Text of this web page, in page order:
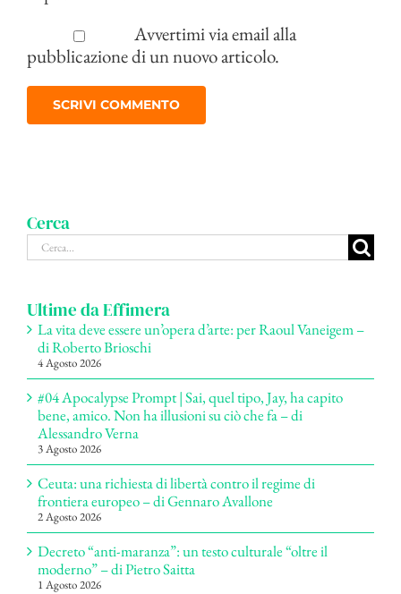
Avvertimi via email alla
pubblicazione di un nuovo articolo.
Cerca
Cerca
per:
Ultime da Effimera
La vita deve essere un’opera d’arte: per Raoul Vaneigem –
di Roberto Brioschi
4 Agosto 2026
#04 Apocalypse Prompt | Sai, quel tipo, Jay, ha capito
bene, amico. Non ha illusioni su ciò che fa – di
Alessandro Verna
3 Agosto 2026
Ceuta: una richiesta di libertà contro il regime di
frontiera europeo – di Gennaro Avallone
2 Agosto 2026
Decreto “anti-maranza”: un testo culturale “oltre il
moderno” – di Pietro Saitta
1 Agosto 2026